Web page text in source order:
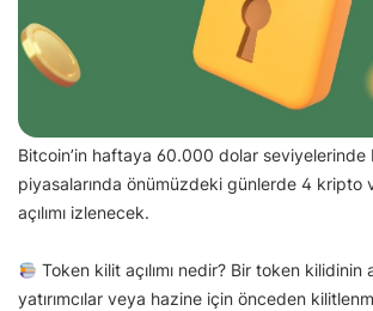
Bitcoin’in haftaya 60.000 dolar seviyelerinde
piyasalarında önümüzdeki günlerde 4 kripto
açılımı izlenecek.
Token kilit açılımı nedir? Bir token kilidinin
yatırımcılar veya hazine için önceden